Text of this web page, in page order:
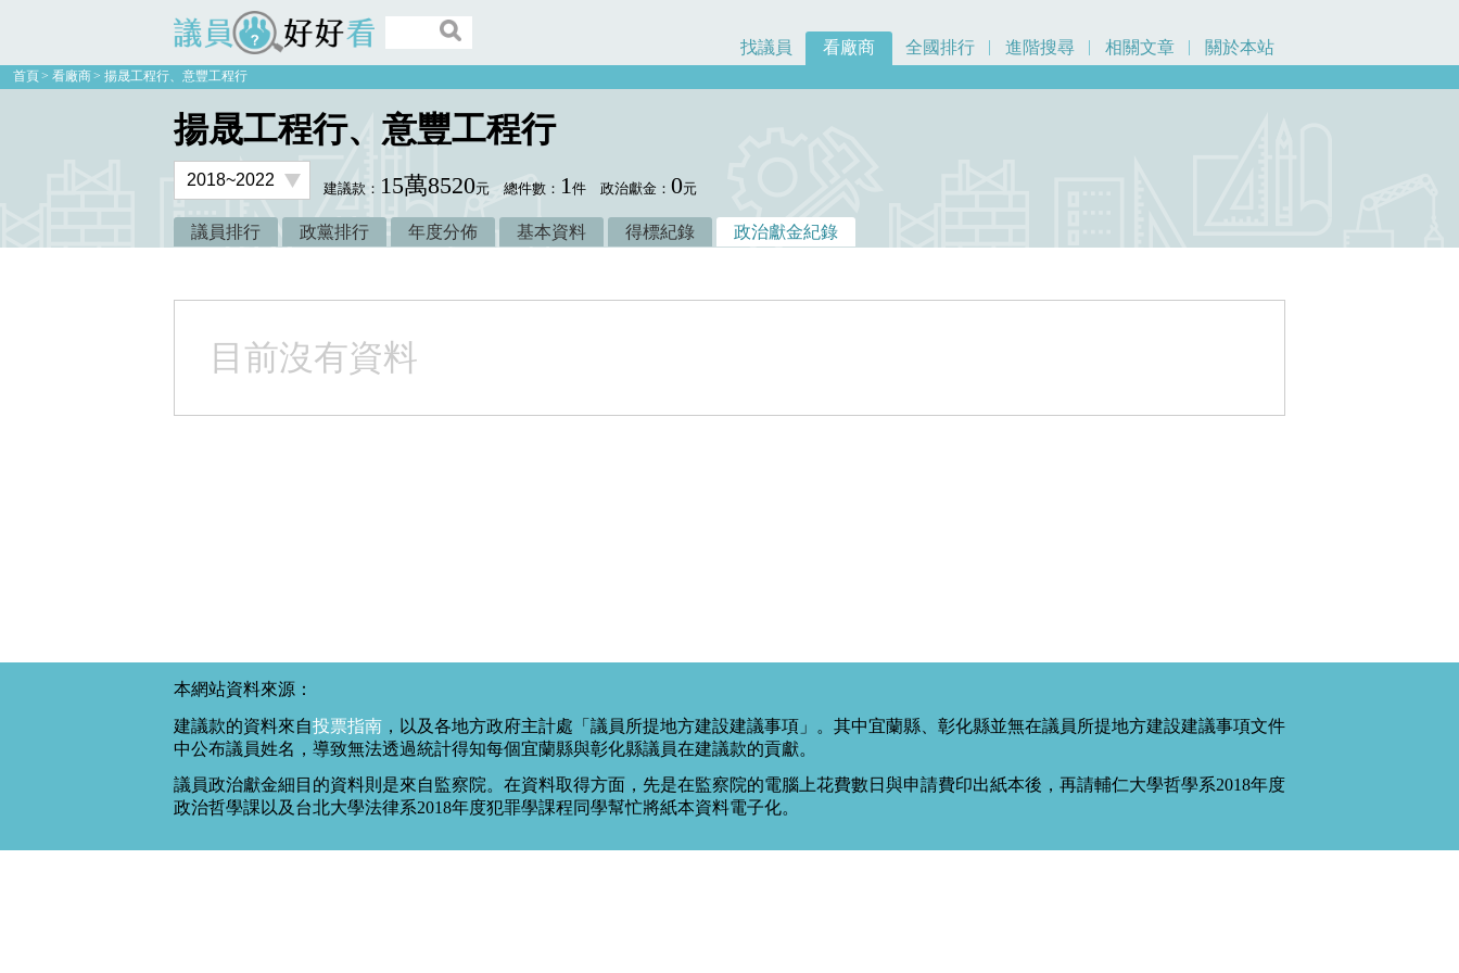
議員好好看
找議員 看廠商 全國排行 進階搜尋 相關文章 關於本站
首頁 看廠商 揚晟工程行、意豐工程行
揚晟工程行、意豐工程行
建議款： 15萬8520元 總件數： 1件 政治獻金：0元
議員排行 政黨排行 年度分佈 基本資料 得標紀錄 政治獻金紀錄
目前沒有資料
本網站資料來源：
建議款的資料來自投票指南 ，以及各地方政府主計處「議員所提地方建設建議事項」。其中宜蘭縣、彰化縣並無在議員所提地方建設建議事項文件
中公布議員姓名，導致無法透過統計得知每個宜蘭縣與彰化縣議員在建議款的貢獻。
議員政治獻金細目的資料則是來自監察院。在資料取得方面，先是在監察院的電腦上花費數日與申請費印出紙本後，再請輔仁大學哲學系2018年度
政治哲學課以及台北大學法律系2018年度犯罪學課程同學幫忙將紙本資料電子化。